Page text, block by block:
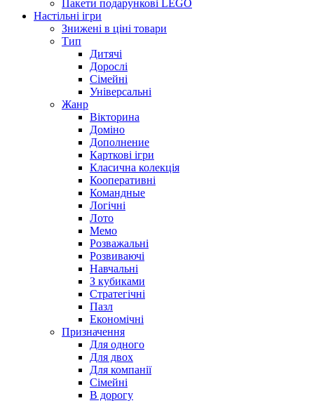
Пакети подарункові LEGO
Настільні ігри
Знижені в ціні товари
Тип
Дитячі
Дорослі
Сімейні
Універсальні
Жанр
Вікторина
Доміно
Дополнение
Карткові ігри
Класична колекція
Кооперативні
Командные
Логічні
Лото
Мемо
Розважальні
Розвиваючі
Навчальні
З кубиками
Стратегічні
Пазл
Економічні
Призначення
Для одного
Для двох
Для компанії
Сімейні
В дорогу